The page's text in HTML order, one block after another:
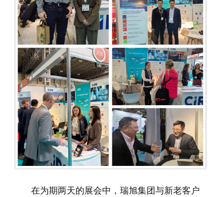
在为期两天的展会中，瑞旭集团与新老客户